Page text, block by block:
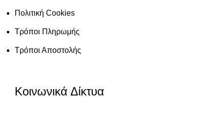
Πολιτική Cookies
Τρόποι Πληρωμής
Τρόποι Αποστολής
Κοινωνικά Δίκτυα